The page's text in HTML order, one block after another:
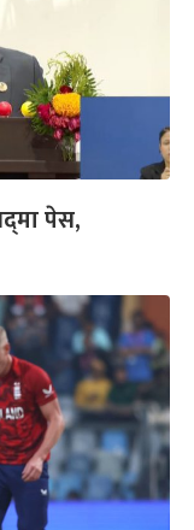
पेस,